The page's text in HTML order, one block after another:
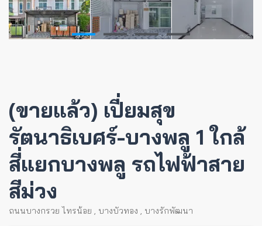
(ขายแล้ว) เปี่ยมสุข
รัตนาธิเบศร์-บางพลู 1 ใกล้
สี่แยกบางพลู รถไฟฟ้าสาย
สีม่วง
ถนนบางกรวย ไทรน้อย , บางบัวทอง , บางรักพัฒนา